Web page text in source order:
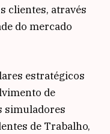
clientes, através
do mercado
estratégicos
de
simuladores
de Trabalho,